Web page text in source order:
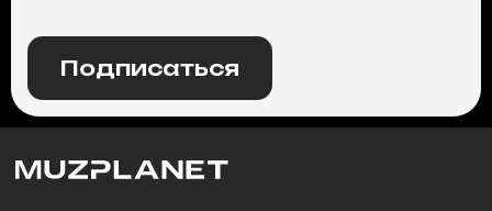
Подписаться